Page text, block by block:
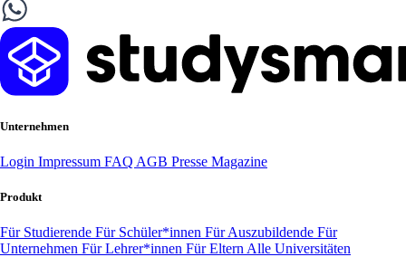
Unternehmen
Login Impressum FAQ AGB Presse Magazine
Produkt
Für Studierende Für Schüler*innen Für Auszubildende Für
Unternehmen Für Lehrer*innen Für Eltern Alle Universitäten